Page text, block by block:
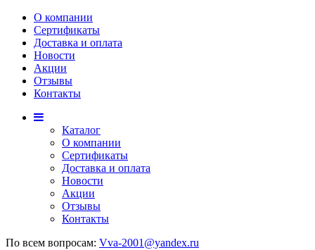
О компании
Сертификаты
Доставка и оплата
Новости
Акции
Отзывы
Контакты
Каталог
О компании
Сертификаты
Доставка и оплата
Новости
Акции
Отзывы
Контакты
По всем вопросам: Vva-2001@yandex.ru